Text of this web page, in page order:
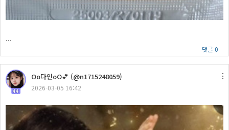
...
댓글 0
44
Oo다인oO💕 (@n1715248059)
2026-03-05 16:42